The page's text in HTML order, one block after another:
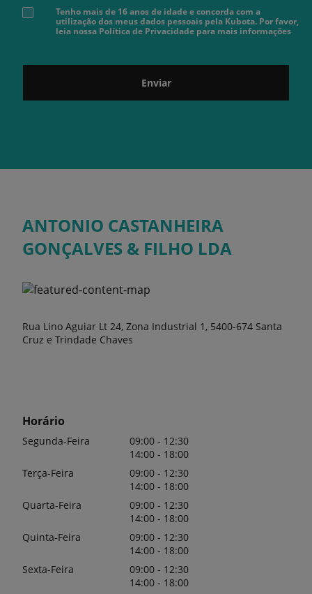
Tenho mais de 16 anos de idade e concorda com a
utilização dos meus dados pessoais pela Kubota. Por favor,
leia nossa Política de Privacidade para mais informações
Enviar
ANTONIO CASTANHEIRA
GONÇALVES & FILHO LDA
Rua Lino Aguiar Lt 24, Zona Industrial 1, 5400-674 Santa
Cruz e Trindade Chaves
Horário
Segunda-Feira
09:00 - 12:30
14:00 - 18:00
Terça-Feira
09:00 - 12:30
14:00 - 18:00
Quarta-Feira
09:00 - 12:30
14:00 - 18:00
Quinta-Feira
09:00 - 12:30
14:00 - 18:00
Sexta-Feira
09:00 - 12:30
14:00 - 18:00